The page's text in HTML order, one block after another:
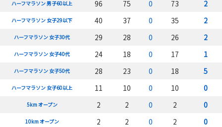
ハーフマラソン 男子60以上 96 75 0 73 2
ハーフマラソン 女子29以下 40 37 0 35 2
ハーフマラソン 女子30代 29 28 0 26 2
ハーフマラソン 女子40代 24 18 0 17 1
ハーフマラソン 女子50代 28 23 0 18 5
ハーフマラソン 女子60以上 11 10 0 10 0
5km オープン 2 2 0 2 0
10km オープン 2 2 0 2 0